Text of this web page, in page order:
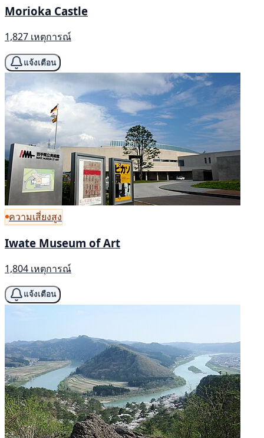
Morioka Castle
1,827 เหตุการณ์
แจ้งเตือน
ความเสี่ยงสูง
Iwate Museum of Art
1,804 เหตุการณ์
แจ้งเตือน